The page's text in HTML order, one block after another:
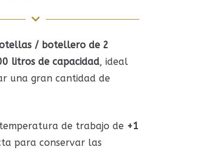
/ botellero de 2
litros de capacidad, ideal
una gran cantidad de
de trabajo de +1
para conservar las